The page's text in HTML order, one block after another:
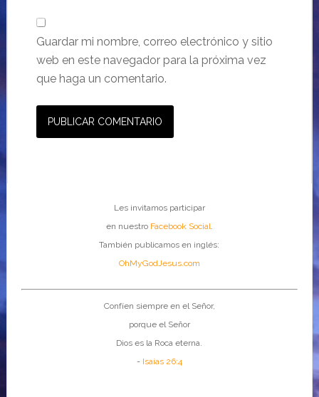
Guardar mi nombre, correo electrónico y sitio
web en este navegador para la próxima vez
que haga un comentario.
Les invitamos participar
en nuestro Facebook Social.
También publicamos en inglés:
OhMyGodJesus.com
Confíen siempre en el Señor,
porque el Señor
Dios es la Roca eterna.
- Isaías 26:4